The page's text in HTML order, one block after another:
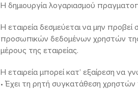
Η δημιουργία λογαριασμού
Η εταιρεία δεσμεύεται να μην
προσωπικών δεδομένων χρηστών
μέρους της εταιρείας.
Η εταιρεία μπορεί κατ’ εξαίρεση να
• Έχει τη ρητή συγκατάθεση